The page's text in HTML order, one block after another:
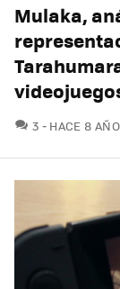
Mulaka,
3 HACE 8